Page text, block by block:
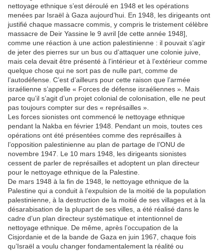
nettoyage ethnique s’est déroulé en 1948 et les opérations
menées par Israël à Gaza aujourd’hui. En 1948, les dirigeants ont
justifié chaque massacre commis, y compris le tristement célèbre
massacre de Deir Yassine le 9 avril [de cette année 1948],
comme une réaction à une action palestinienne : il pouvait s’agir
de jeter des pierres sur un bus ou d’attaquer une colonie juive,
mais cela devait être présenté à l’intérieur et à l’extérieur comme
quelque chose qui ne sort pas de nulle part, comme de
l’autodéfense. C’est d’ailleurs pour cette raison que l’armée
israélienne s’appelle « Forces de défense israéliennes ». Mais
parce qu’il s’agit d’un projet colonial de colonisation, elle ne peut
pas toujours compter sur des « représailles ».
Les forces sionistes ont commencé le nettoyage ethnique
pendant la Nakba en février 1948. Pendant un mois, toutes ces
opérations ont été présentées comme des représailles à
l’opposition palestinienne au plan de partage de l’ONU de
novembre 1947. Le 10 mars 1948, les dirigeants sionistes
cessent de parler de représailles et adoptent un plan directeur
pour le nettoyage ethnique de la Palestine.
De mars 1948 à la fin de 1948, le nettoyage ethnique de la
Palestine qui a conduit à l’expulsion de la moitié de la population
palestinienne, à la destruction de la moitié de ses villages et à la
désarabisation de la plupart de ses villes, a été réalisé dans le
cadre d’un plan directeur systématique et intentionnel de
nettoyage ethnique. De même, après l’occupation de la
Cisjordanie et de la bande de Gaza en juin 1967, chaque fois
qu’Israël a voulu changer fondamentalement la réalité ou